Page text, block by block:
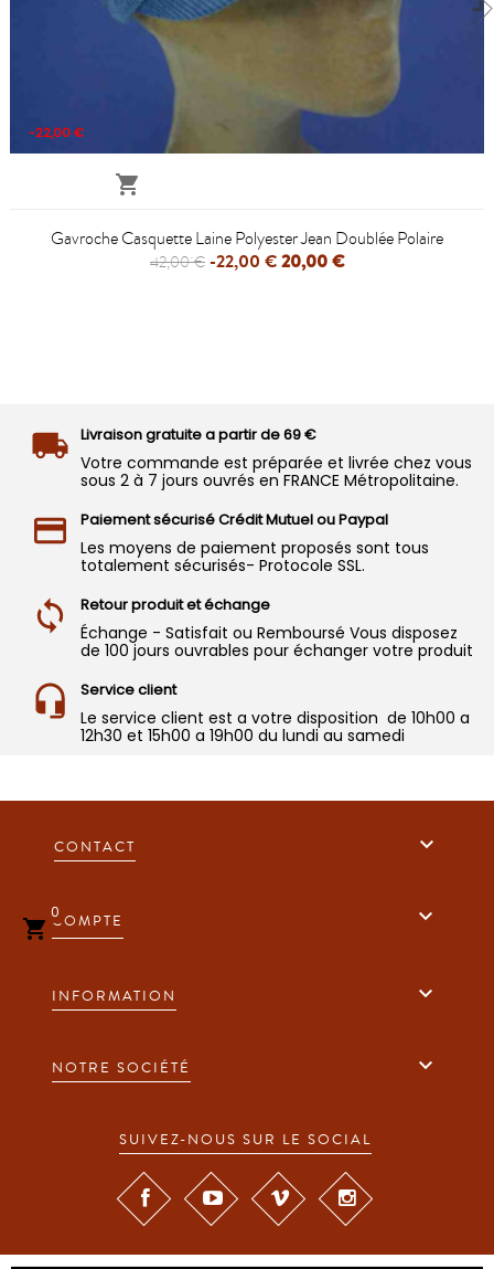
-22,00 €

Gavroche Casquette Laine Polyester Jean Doublée Polaire
42,00 € -22,00 €20,00 €
Livraison gratuite a partir de 69 €
Votre commande est préparée et livrée chez vous
sous 2 à 7 jours ouvrés en FRANCE Métropolitaine.
Paiement sécurisé Crédit Mutuel ou Paypal
Les moyens de paiement proposés sont tous
totalement sécurisés- Protocole SSL.
Retour produit et échange
Échange - Satisfait ou Remboursé Vous disposez
de 100 jours ouvrables pour échanger votre produit
Service client
Le service client est a votre disposition de 10h00 a
12h30 et 15h00 a 19h00 du lundi au samedi
CONTACT 
COMPTE 
INFORMATION 
NOTRE SOCIÉTÉ 
SUIVEZ-NOUS SUR LE SOCIAL

0